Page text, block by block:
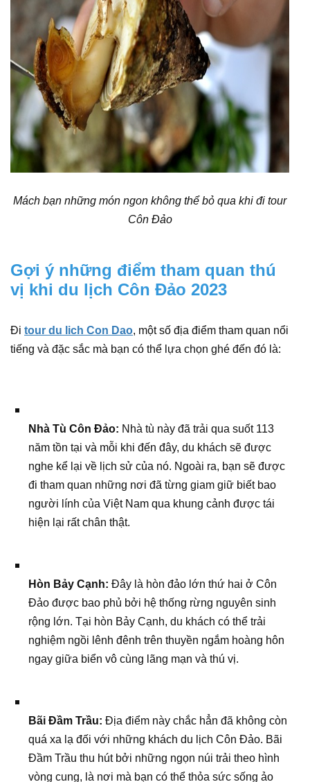
Mách bạn những món ngon không thể bỏ qua khi đi tour
Côn Đảo
Gợi ý những điểm tham quan thú
vị khi du lịch Côn Đảo 2023
Đi tour du lich Con Dao, một số địa điểm tham quan nổi
tiếng và đặc sắc mà bạn có thể lựa chọn ghé đến đó là:
Nhà Tù Côn Đảo: Nhà tù này đã trải qua suốt 113
năm tồn tại và mỗi khi đến đây, du khách sẽ được
nghe kể lại về lịch sử của nó. Ngoài ra, bạn sẽ được
đi tham quan những nơi đã từng giam giữ biết bao
người lính của Việt Nam qua khung cảnh được tái
hiện lại rất chân thật.
Hòn Bảy Cạnh: Đây là hòn đảo lớn thứ hai ở Côn
Đảo được bao phủ bởi hệ thống rừng nguyên sinh
rộng lớn. Tại hòn Bảy Cạnh, du khách có thể trải
nghiệm ngồi lênh đênh trên thuyền ngắm hoàng hôn
ngay giữa biển vô cùng lãng mạn và thú vị.
Bãi Đầm Trầu: Địa điểm này chắc hẳn đã không còn
quá xa lạ đối với những khách du lịch Côn Đảo. Bãi
Đầm Trầu thu hút bởi những ngọn núi trải theo hình
vòng cung, là nơi mà bạn có thể thỏa sức sống ảo